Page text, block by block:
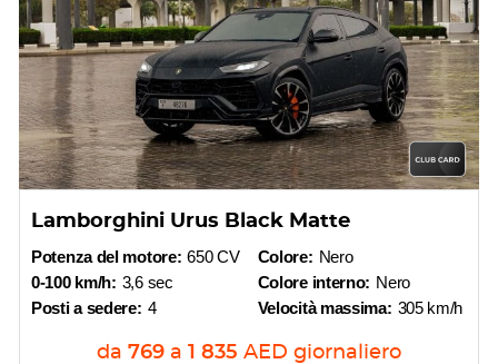
Lamborghini Urus Black Matte
Potenza del motore: 650 CV
0-100 km/h: 3,6 sec
Posti a sedere: 4
Colore: Nero
Colore interno: Nero
Velocità massima: 305 km/h
da 769 a 1 835 AED giornaliero